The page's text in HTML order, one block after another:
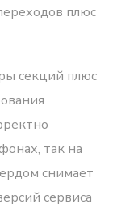
плюс
секций плюс
так на
снимает
сервиса